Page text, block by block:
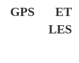
GPS ET
LES